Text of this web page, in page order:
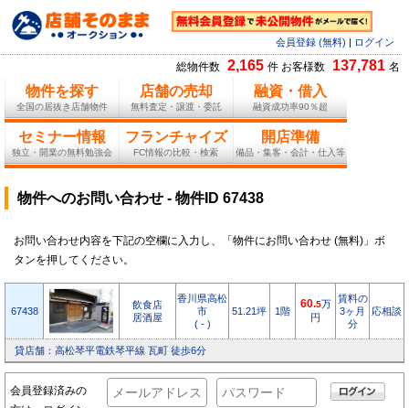
会員登録 (無料) ログイン
総物件数 2,165 件 お客様数 137,781 名
物件を探す
全国の居抜き店舗物件
店舗の売却
無料査定・譲渡・委託
融資・借入
融資成功率90％超
セミナー情報
独立・開業の無料勉強会
フランチャイズ
FC情報の比較・検索
開店準備
備品・集客・会計・仕入等
物件へのお問い合わせ - 物件ID 67438
お問い合わせ内容を下記の空欄に入力し、「物件にお問い合わせ (無料)」ボ
タンを押してください。
67438
飲食店
居酒屋
香川県高松
市
( - )
51.21坪 1階
60.5万
円
賃料の
3ヶ月
分
応相談
貸店舗：高松琴平電鉄琴平線 瓦町 徒歩6分
会員登録済みの